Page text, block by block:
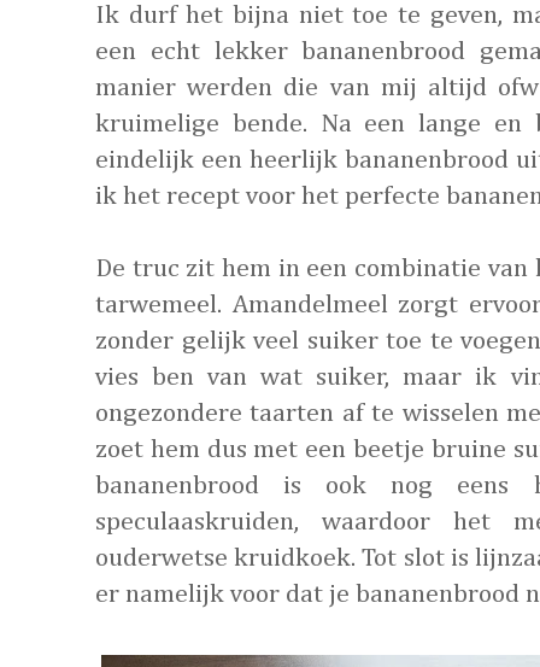
Ik durf het bijna niet toe te geven,
een echt lekker bananenbrood
manier werden die van mij altijd
kruimelige bende. Na een lange
eindelijk een heerlijk bananenbrood
ik het recept voor het perfecte
De truc zit hem in een combinatie van
tarwemeel. Amandelmeel zorgt
zonder gelijk veel suiker toe te
vies ben van wat suiker, maar ik
ongezondere taarten af te wisselen
zoet hem dus met een beetje bruine
bananenbrood is ook nog
speculaaskruiden, waardoor het
ouderwetse kruidkoek. Tot slot is
er namelijk voor dat je bananenbrood